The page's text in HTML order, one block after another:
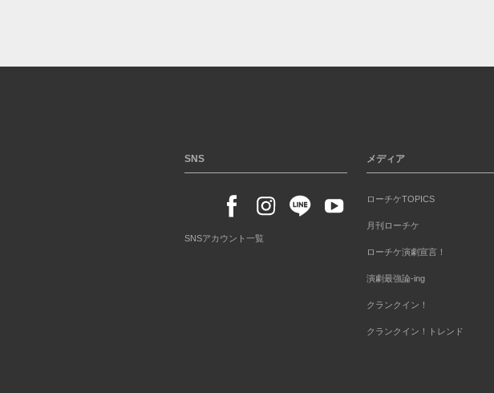
SNS
SNSアカウント一覧
メディア
ローチケTOPICS
月刊ローチケ
ローチケ演劇宣言！
演劇最強論-ing
クランクイン！
クランクイン！トレンド